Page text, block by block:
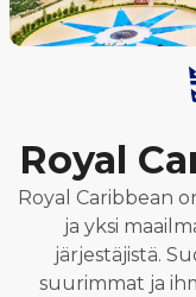
Royal
Royal Caribbean
ja yksi
järjestäjistä.
suurimmat ja